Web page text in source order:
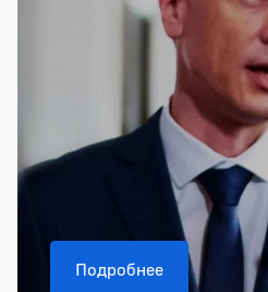
Подробнее